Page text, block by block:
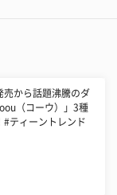
売から話題沸騰のダ
（コーウ）」3種
#ティーントレンド